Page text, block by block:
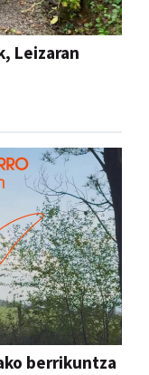
Leizaran
berrikuntza